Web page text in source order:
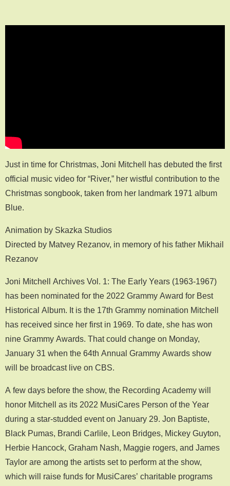
Just in time for Christmas, Joni Mitchell has debuted the first
official music video for “River,” her wistful contribution to the
Christmas songbook, taken from her landmark 1971 album
Blue.
Animation by Skazka Studios
Directed by Matvey Rezanov, in memory of his father Mikhail
Rezanov
Joni Mitchell Archives Vol. 1: The Early Years (1963-1967)
has been nominated for the 2022 Grammy Award for Best
Historical Album. It is the 17th Grammy nomination Mitchell
has received since her first in 1969. To date, she has won
nine Grammy Awards. That could change on Monday,
January 31 when the 64th Annual Grammy Awards show
will be broadcast live on CBS.
A few days before the show, the Recording Academy will
honor Mitchell as its 2022 MusiCares Person of the Year
during a star-studded event on January 29. Jon Baptiste,
Black Pumas, Brandi Carlile, Leon Bridges, Mickey Guyton,
Herbie Hancock, Graham Nash, Maggie rogers, and James
Taylor are among the artists set to perform at the show,
which will raise funds for MusiCares’ charitable programs